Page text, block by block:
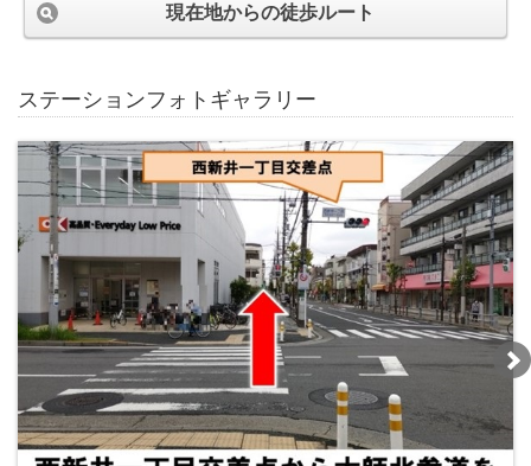
現在地からの徒歩ルート
ステーションフォトギャラリー